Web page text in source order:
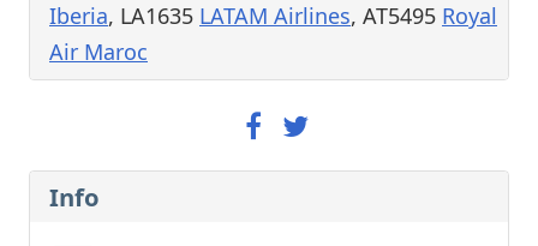
Iberia, LA1635 LATAM Airlines, AT5495 Royal
Air Maroc
Info